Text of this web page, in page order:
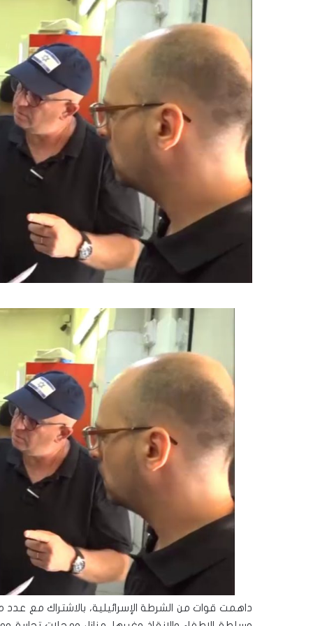
داهمت قوات من الشرطة الإسرائيلية، بالاشتراك مع